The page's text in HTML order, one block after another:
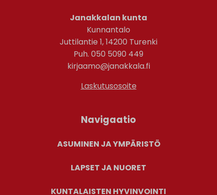
Janakkalan kunta
Kunnantalo
Juttilantie 1, 14200 Turenki
Puh. 050 5090 449
kirjaamo@janakkala.fi
Laskutusosoite
Navigaatio
ASUMINEN JA YMPÄRISTÖ
LAPSET JA NUORET
KUNTALAISTEN HYVINVOINTI